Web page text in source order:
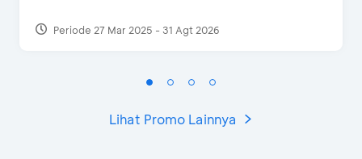
Periode 27 Mar 2025 - 31 Agt 2026
Lihat Promo Lainnya